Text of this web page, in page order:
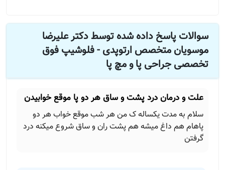
سوالات پاسخ داده شده توسط دکتر علیرضا
موسویان متخصص ارتوپدی - فلوشیپ فوق
تخصصی جراحی پا و مچ پا
علت و درمان درد پشت و ساق هر دو پا موقع خوابیدن
سلام به مدت یکساله ک من هر شب موقع خواب هر دو
پاهام هم داغ میشه هم پشت ران و ساق شروع میکنه درد
گرفتن